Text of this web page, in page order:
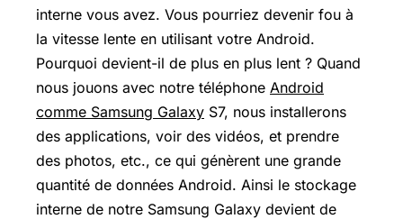
interne vous avez. Vous pourriez devenir fou à
la vitesse lente en utilisant votre Android.
Pourquoi devient-il de plus en plus lent ? Quand
nous jouons avec notre téléphone Android
comme Samsung Galaxy S7, nous installerons
des applications, voir des vidéos, et prendre
des photos, etc., ce qui génèrent une grande
quantité de données Android. Ainsi le stockage
interne de notre Samsung Galaxy devient de